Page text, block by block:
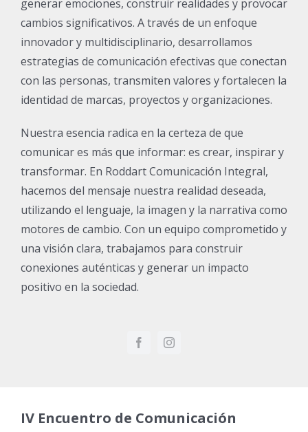
generar emociones, construir realidades y provocar
cambios significativos. A través de un enfoque
innovador y multidisciplinario, desarrollamos
estrategias de comunicación efectivas que conectan
con las personas, transmiten valores y fortalecen la
identidad de marcas, proyectos y organizaciones.
Nuestra esencia radica en la certeza de que
comunicar es más que informar: es crear, inspirar y
transformar. En Roddart Comunicación Integral,
hacemos del mensaje nuestra realidad deseada,
utilizando el lenguaje, la imagen y la narrativa como
motores de cambio. Con un equipo comprometido y
una visión clara, trabajamos para construir
conexiones auténticas y generar un impacto
positivo en la sociedad.
IV Encuentro de Comunicación